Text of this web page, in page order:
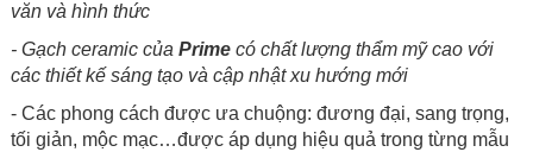
văn và hình thức
- Gạch ceramic của Primecó chất lượng thẩm mỹ cao với
các thiết kế sáng tạo và cập nhật xu hướng mới
- Các phong cách được ưa chuộng: đương đại, sang trọng,
tối giản, mộc mạc…được áp dụng hiệu quả trong từng mẫu